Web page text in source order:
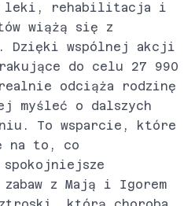
leki, rehabilitacja i
wiążą się z
Dzięki wspólnej akcji
do celu 27 990
odciąża rodzinę
myśleć o dalszych
To wsparcie, które
na to, co
z Mają i Igorem